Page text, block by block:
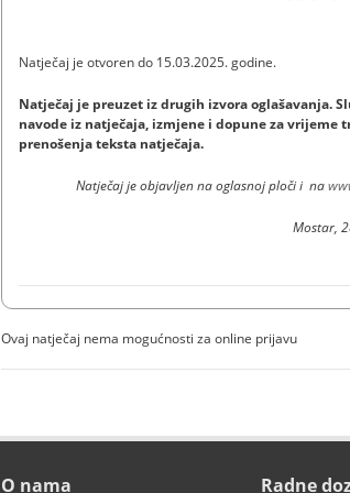
Natječaj je otvoren
Natječaj je preuzet iz drugih izvora oglašavanja.
navode iz natječaja, izmjene i dopune za
prenošenja teksta natječaja.
Natječaj je objavljen na oglasnoj ploči i na
Mostar,
Ovaj natječaj nema mogućnosti za online prijavu
O nama Radne